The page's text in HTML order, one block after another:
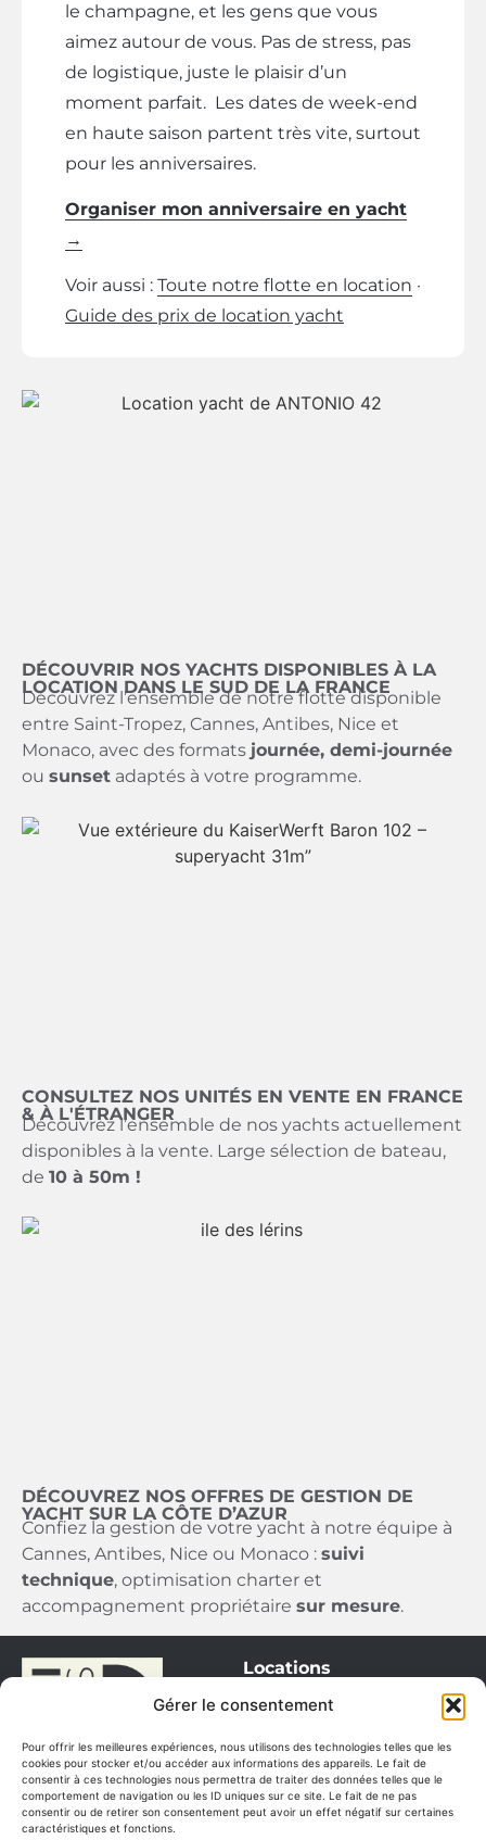
Gérer le consentement
Pour offrir les meilleures expériences, nous utilisons des technologies telles que les
cookies pour stocker et/ou accéder aux informations des appareils. Le fait de
consentir à ces technologies nous permettra de traiter des données telles que le
comportement de navigation ou les ID uniques sur ce site. Le fait de ne pas
consentir ou de retirer son consentement peut avoir un effet négatif sur certaines
caractéristiques et fonctions.
le champagne, et les gens que vous
aimez autour de vous. Pas de stress, pas
de logistique, juste le plaisir d’un
moment parfait. Les dates de week-end
en haute saison partent très vite, surtout
pour les anniversaires.
Organiser mon anniversaire en yacht
→
Voir aussi : Toute notre flotte en location ·
Guide des prix de location yacht
DÉCOUVRIR NOS YACHTS DISPONIBLES À LA
LOCATION DANS LE SUD DE LA FRANCE
Découvrez l’ensemble de notre flotte disponible
entre Saint-Tropez, Cannes, Antibes, Nice et
Monaco, avec des formats journée, demi-journée
ou sunset adaptés à votre programme.
CONSULTEZ NOS UNITÉS EN VENTE EN FRANCE
& À L'ÉTRANGER
Découvrez l’ensemble de nos yachts actuellement
disponibles à la vente. Large sélection de bateau,
de 10 à 50m !
DÉCOUVREZ NOS OFFRES DE GESTION DE
YACHT SUR LA CÔTE D’AZUR
Confiez la gestion de votre yacht à notre équipe à
Cannes, Antibes, Nice ou Monaco : suivi
technique, optimisation charter et
accompagnement propriétaire sur mesure.
Locations
Cannes / Antibes
Itinéraires
Ventes